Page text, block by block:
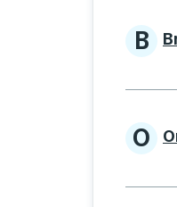
B
O